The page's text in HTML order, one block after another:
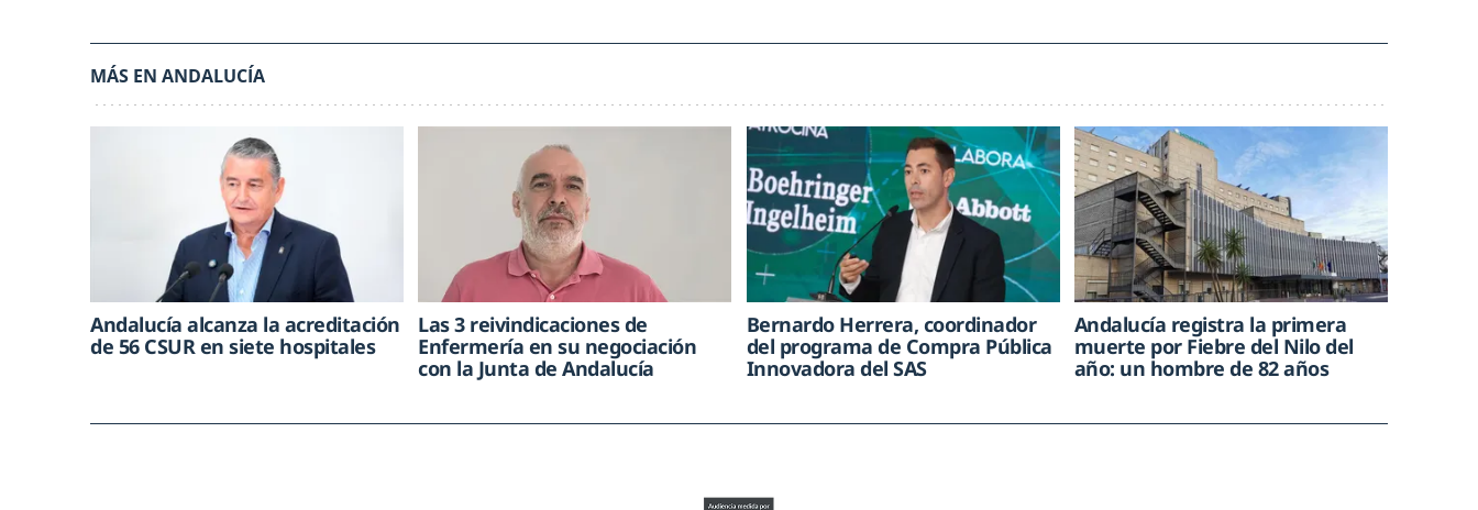
MÁS EN ANDALUCÍA
Andalucía alcanza la acreditación
de 56 CSUR en siete hospitales
Las 3 reivindicaciones de
Enfermería en su negociación
con la Junta de Andalucía
Bernardo Herrera, coordinador
del programa de Compra Pública
Innovadora del SAS
Andalucía registra la primera
muerte por Fiebre del Nilo del
año: un hombre de 82 años